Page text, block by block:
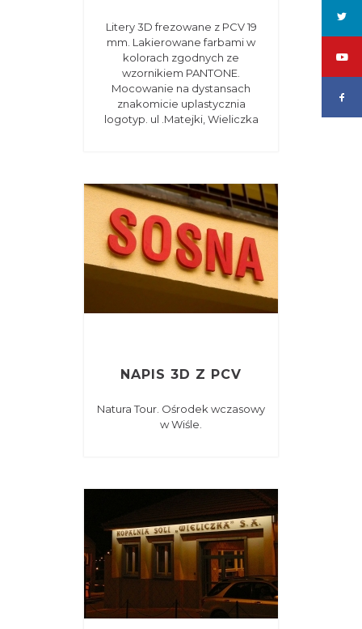
Litery 3D frezowane z PCV 19
mm. Lakierowane farbami w
kolorach zgodnych ze
wzornikiem PANTONE.
Mocowanie na dystansach
znakomicie uplastycznia
logotyp. ul .Matejki, Wieliczka
NAPIS 3D Z PCV
Natura Tour. Ośrodek wczasowy
w Wiśle.